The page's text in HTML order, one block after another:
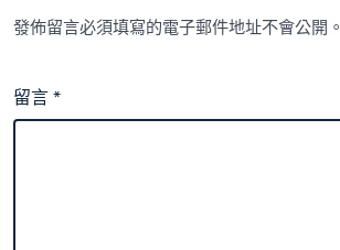
發佈留言必須填寫的電子郵件地址不會公開。
留言*